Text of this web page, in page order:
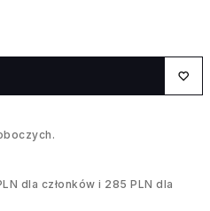
dla członków i 285 PLN dla